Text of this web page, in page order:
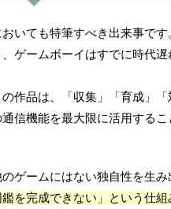
いても特筆すべき出来事です
ゲームボーイはすでに時代
作品は、「収集」「育成」
信機能を最大限に活用する
ゲームにはない独自性を生み
を完成できない」という仕組